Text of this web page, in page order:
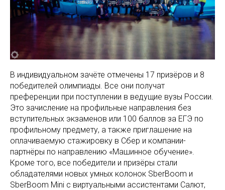
В индивидуальном зачёте отмечены 17 призёров и 8
победителей олимпиады. Все они получат
преференции при поступлении в ведущие вузы России.
Это зачисление на профильные направления без
вступительных экзаменов или 100 баллов за ЕГЭ по
профильному предмету, а также приглашение на
оплачиваемую стажировку в Сбер и компании-
партнёры по направлению «Машинное обучение».
Кроме того, все победители и призёры стали
обладателями новых умных колонок SberBoom и
SberBoom Mini с виртуальными ассистентами Салют,